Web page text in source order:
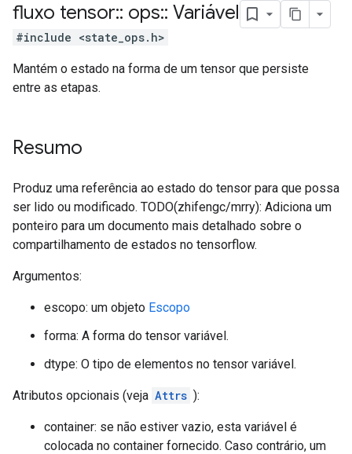
fluxo tensor:: ops:: Variável
#include <state_ops.h>
Mantém o estado na forma de um tensor que persiste
entre as etapas.
Resumo
Produz uma referência ao estado do tensor para que possa
ser lido ou modificado. TODO(zhifengc/mrry): Adiciona um
ponteiro para um documento mais detalhado sobre o
compartilhamento de estados no tensorflow.
Argumentos:
escopo: um objeto Escopo
forma: A forma do tensor variável.
dtype: O tipo de elementos no tensor variável.
Atributos opcionais (veja Attrs ):
container: se não estiver vazio, esta variável é
colocada no container fornecido. Caso contrário, um